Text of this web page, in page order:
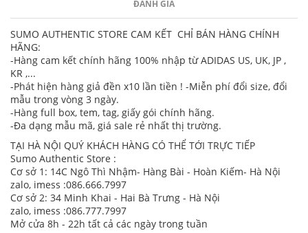
ĐÁNH GIÁ
SUMO AUTHENTIC STORE CAM KẾT CHỈ BÁN HÀNG CHÍNH
HÃNG:
-Hàng cam kết chính hãng 100% nhập từ ADIDAS US, UK, JP ,
KR ,...
-Phát hiện hàng giả đền x10 lần tiền ! -Miễn phí đổi size, đổi
mẫu trong vòng 3 ngày.
-Hàng full box, tem, tag, giấy gói chính hãng.
-Đa dạng mẫu mã, giá sale rẻ nhất thị trường.
TẠI HÀ NỘI QUÝ KHÁCH HÀNG CÓ THỂ TỚI TRỰC TIẾP
Sumo Authentic Store :
Cơ sở 1: 14C Ngô Thì Nhậm- Hàng Bài - Hoàn Kiếm- Hà Nội
zalo, imess :086.666.7997
Cơ sở 2: 34 Minh Khai - Hai Bà Trưng - Hà Nội
zalo, imess :086.777.7997
Mở cửa 8h - 22h tất cả các ngày trong tuần